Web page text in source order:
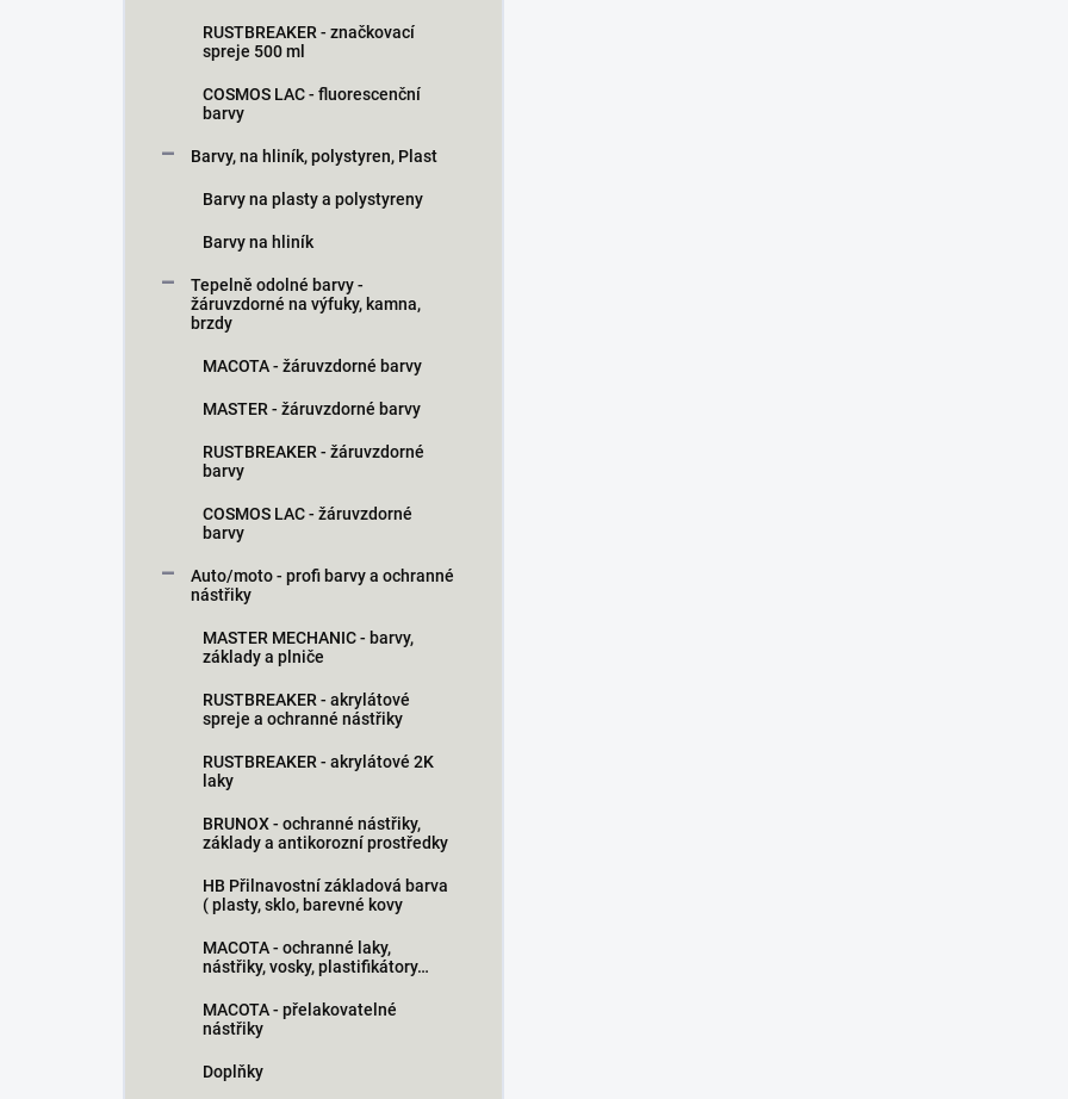
RUSTBREAKER - značkovací
spreje 500 ml
COSMOS LAC - fluorescenční
barvy
Barvy, na hliník, polystyren, Plast
Barvy na plasty a polystyreny
Barvy na hliník
Tepelně odolné barvy -
žáruvzdorné na výfuky, kamna,
brzdy
MACOTA - žáruvzdorné barvy
MASTER - žáruvzdorné barvy
RUSTBREAKER - žáruvzdorné
barvy
COSMOS LAC - žáruvzdorné
barvy
Auto/moto - profi barvy a ochranné
nástřiky
MASTER MECHANIC - barvy,
základy a plniče
RUSTBREAKER - akrylátové
spreje a ochranné nástřiky
RUSTBREAKER - akrylátové 2K
laky
BRUNOX - ochranné nástřiky,
základy a antikorozní prostředky
HB Přilnavostní základová barva
( plasty, sklo, barevné kovy
MACOTA - ochranné laky,
nástřiky, vosky, plastifikátory…
MACOTA - přelakovatelné
nástřiky
Doplňky